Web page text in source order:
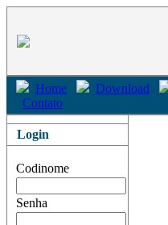
Home Download
Contato
Login
Codinome
Senha